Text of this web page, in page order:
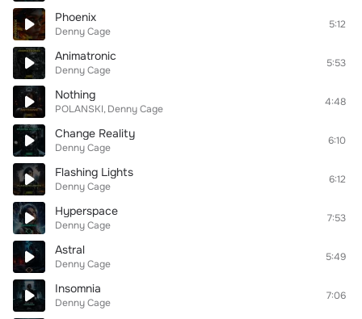
Phoenix
Denny Cage
5:12
Animatronic
Denny Cage
5:53
Nothing
POLANSKI Denny Cage
4:48
Change Reality
Denny Cage
6:10
Flashing Lights
Denny Cage
6:12
Hyperspace
Denny Cage
7:53
Astral
Denny Cage
5:49
Insomnia
Denny Cage
7:06